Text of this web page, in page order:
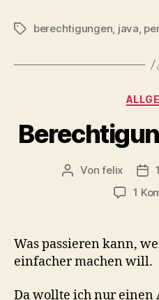
Schlagwörter
berechtigungen, java,
Beitragsautor
Vonfelix
1
Was passieren kann,
einfacher machen will.
Da wollte ich nur einen